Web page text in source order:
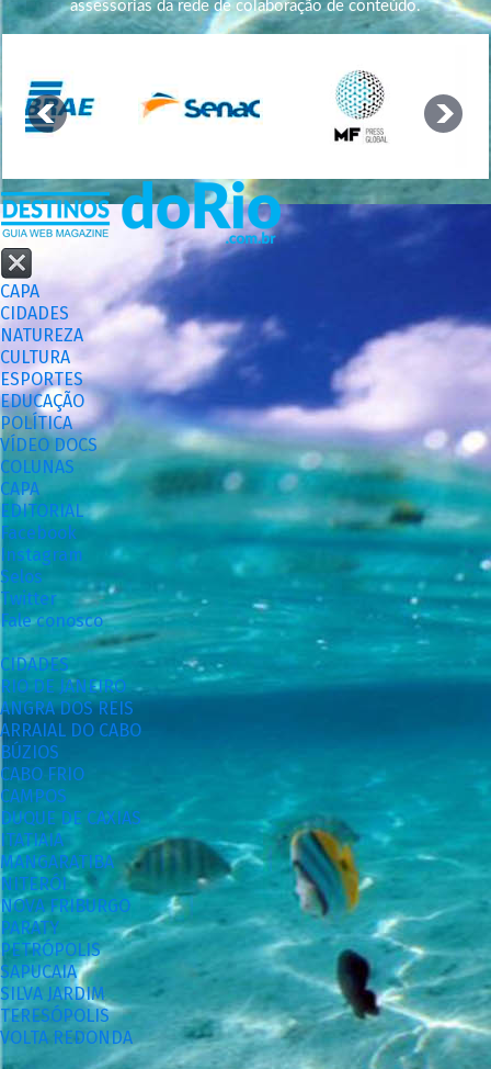
assessorias da rede de colaboração de conteúdo.